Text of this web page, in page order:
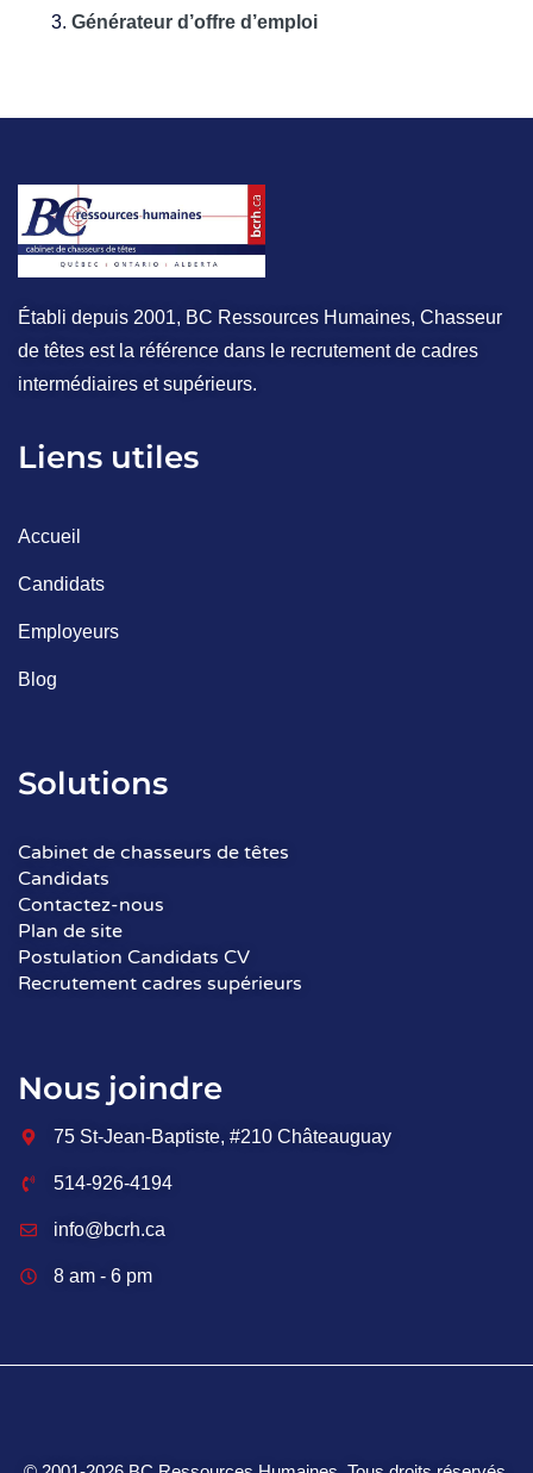
Générateur d’offre d’emploi
Établi depuis 2001, BC Ressources Humaines, Chasseur
de têtes est la référence dans le recrutement de cadres
intermédiaires et supérieurs.
Liens utiles
Accueil
Candidats
Employeurs
Blog
Solutions
Cabinet de chasseurs de têtes
Candidats
Contactez-nous
Plan de site
Postulation Candidats CV
Recrutement cadres supérieurs
Nous joindre
75 St-Jean-Baptiste, #210 Châteauguay
514-926-4194
info@bcrh.ca
8 am - 6 pm